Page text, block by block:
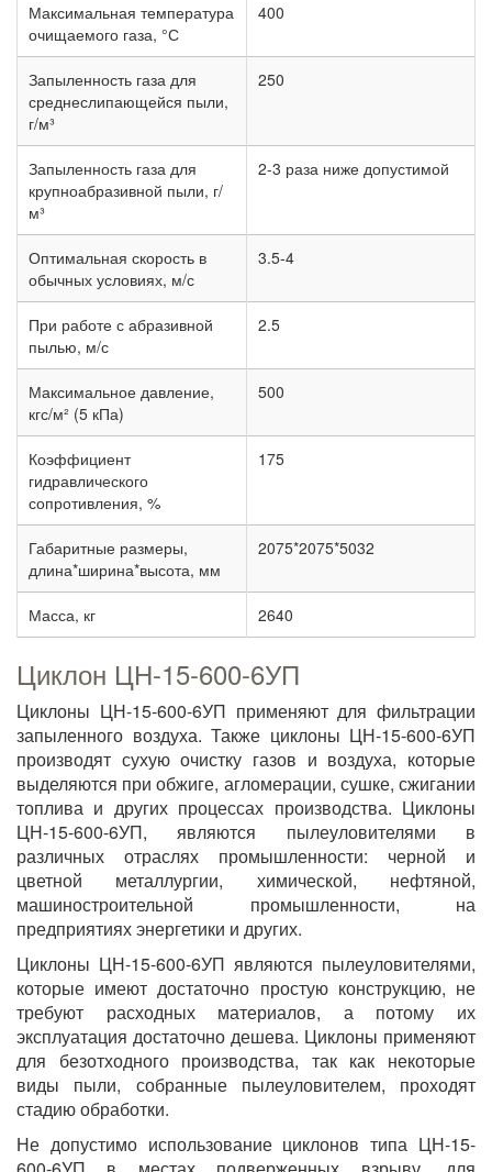
Максимальная температура
очищаемого газа, °С
400
Запыленность газа для
среднеслипающейся пыли,
г/м³
250
Запыленность газа для
крупноабразивной пыли, г/
м³
2-3 раза ниже допустимой
Оптимальная скорость в
обычных условиях, м/с
3.5-4
При работе с абразивной
пылью, м/с
2.5
Максимальное давление,
кгс/м² (5 кПа)
500
Коэффициент
гидравлического
сопротивления, %
175
Габаритные размеры,
длина*ширина*высота, мм
2075*2075*5032
Масса, кг 2640
Циклон ЦН-15-600-6УП
Циклоны ЦН-15-600-6УП применяют для фильтрации
запыленного воздуха. Также циклоны ЦН-15-600-6УП
производят сухую очистку газов и воздуха, которые
выделяются при обжиге, агломерации, сушке, сжигании
топлива и других процессах производства. Циклоны
ЦН-15-600-6УП, являются пылеуловителями в
различных отраслях промышленности: черной и
цветной металлургии, химической, нефтяной,
машиностроительной промышленности, на
предприятиях энергетики и других.
Циклоны ЦН-15-600-6УП являются пылеуловителями,
которые имеют достаточно простую конструкцию, не
требуют расходных материалов, а потому их
эксплуатация достаточно дешева. Циклоны применяют
для безотходного производства, так как некоторые
виды пыли, собранные пылеуловителем, проходят
стадию обработки.
Не допустимо использование циклонов типа ЦН-15-